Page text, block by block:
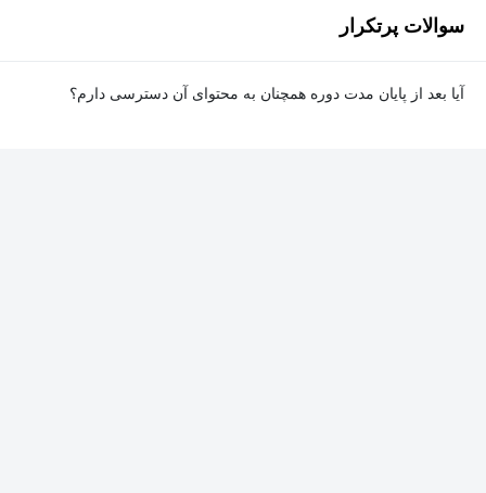
سوالات پرتکرار
آیا بعد از پایان مدت دوره همچنان به محتوای آن دسترسی دارم؟